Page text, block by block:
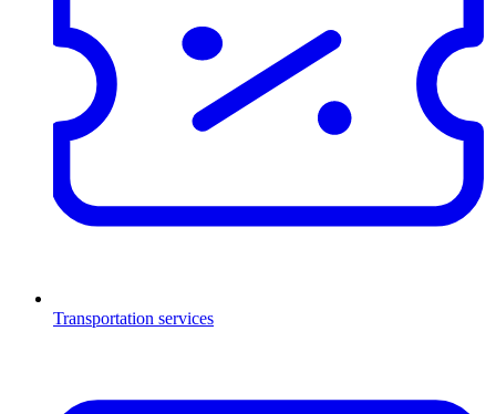
Transportation services